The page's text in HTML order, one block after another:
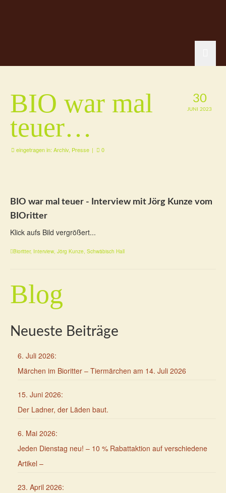
30
JUNI 2023
BIO war mal
teuer…
eingetragen in: Archiv, Presse | 0
BIO war mal teuer - Interview mit Jörg Kunze vom
BIOritter
Klick aufs Bild vergrößert...
Bioritter, Interview, Jörg Kunze, Schwäbisch Hall
Blog
Neueste Beiträge
6. Juli 2026:
Märchen im Bioritter – Tiermärchen am 14. Juli 2026
15. Juni 2026:
Der Ladner, der Läden baut.
6. Mai 2026:
Jeden Dienstag neu! – 10 % Rabattaktion auf verschiedene
Artikel –
23. April 2026: